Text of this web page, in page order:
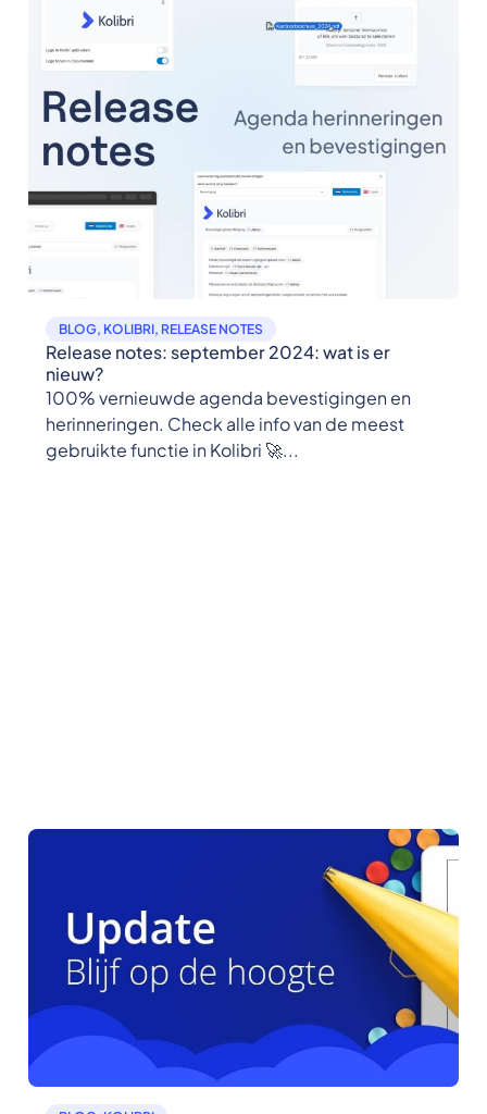
BLOG, KOLIBRI, RELEASE NOTES
Release notes: september 2024: wat is er
nieuw?
100% vernieuwde agenda bevestigingen en
herinneringen. Check alle info van de meest
gebruikte functie in Kolibri 🚀...